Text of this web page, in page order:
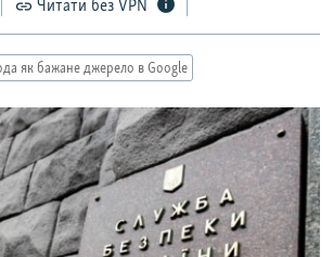
Читати без VPN
як бажане джерело в Google